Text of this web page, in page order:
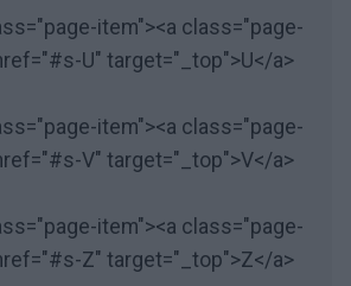
item"><a class="page-
U" target="_top">U</a>
item"><a class="page-
V" target="_top">V</a>
item"><a class="page-
Z" target="_top">Z</a>